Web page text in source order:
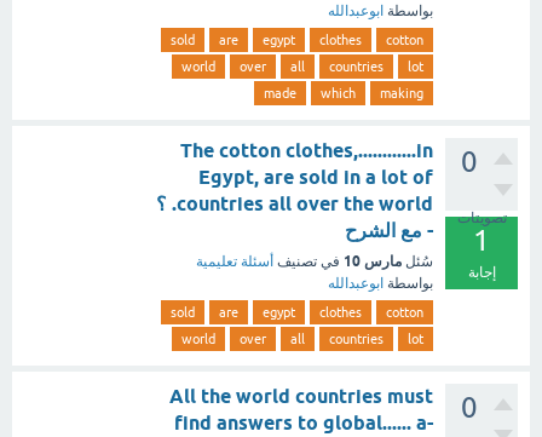
بواسطة ابوعبدالله
cotton
clothes
egypt
are
sold
lot
countries
all
over
world
making
which
made
0
تصويتات
1
إجابة
The cotton clothes,............in
Egypt, are sold in a lot of
countries all over the world. ؟
- مع الشرح
سُئل مارس 10 في تصنيف أسئلة تعليمية
بواسطة ابوعبدالله
cotton
clothes
egypt
are
sold
lot
countries
all
over
world
0
All the world countries must
find answers to global...... a-